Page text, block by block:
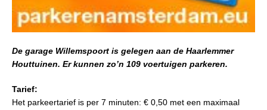
De garage Willemspoort is gelegen aan de Haarlemmer
Houttuinen. Er kunnen zo’n 109 voertuigen parkeren.
Tarief:
Het parkeertarief is per 7 minuten: € 0,50 met een maximaal